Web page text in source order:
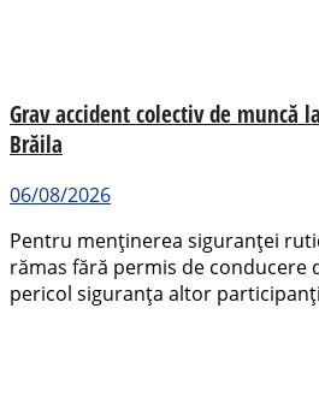
Grav accident colectiv de muncă
Brăila
06/08/2026
Pentru menținerea siguranței
rămas fără permis de conducere
pericol siguranța altor